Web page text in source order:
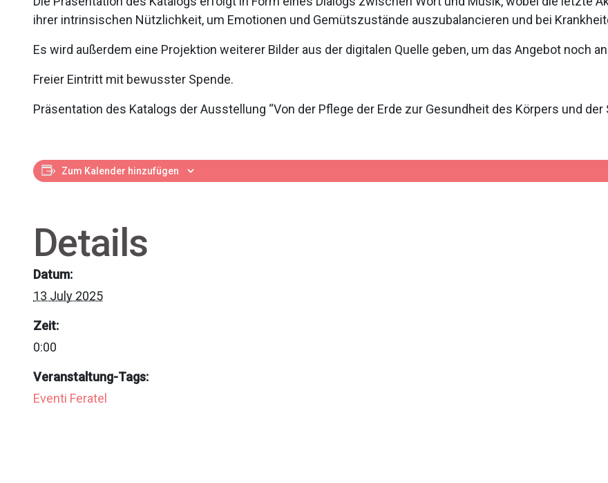
ihrer intrinsischen Nützlichkeit, um Emotionen und Gemütszustände auszubalancieren und bei
Es wird außerdem eine Projektion weiterer Bilder aus der digitalen Quelle geben, um das Angebot noch
Freier Eintritt mit bewusster Spende.
Präsentation des Katalogs der Ausstellung “Von der Pflege der Erde zur Gesundheit des Körpers und der
Zum Kalender hinzufügen
Details
Datum:
13 July 2025
Zeit:
0:00
Veranstaltung-Tags:
Eventi Feratel